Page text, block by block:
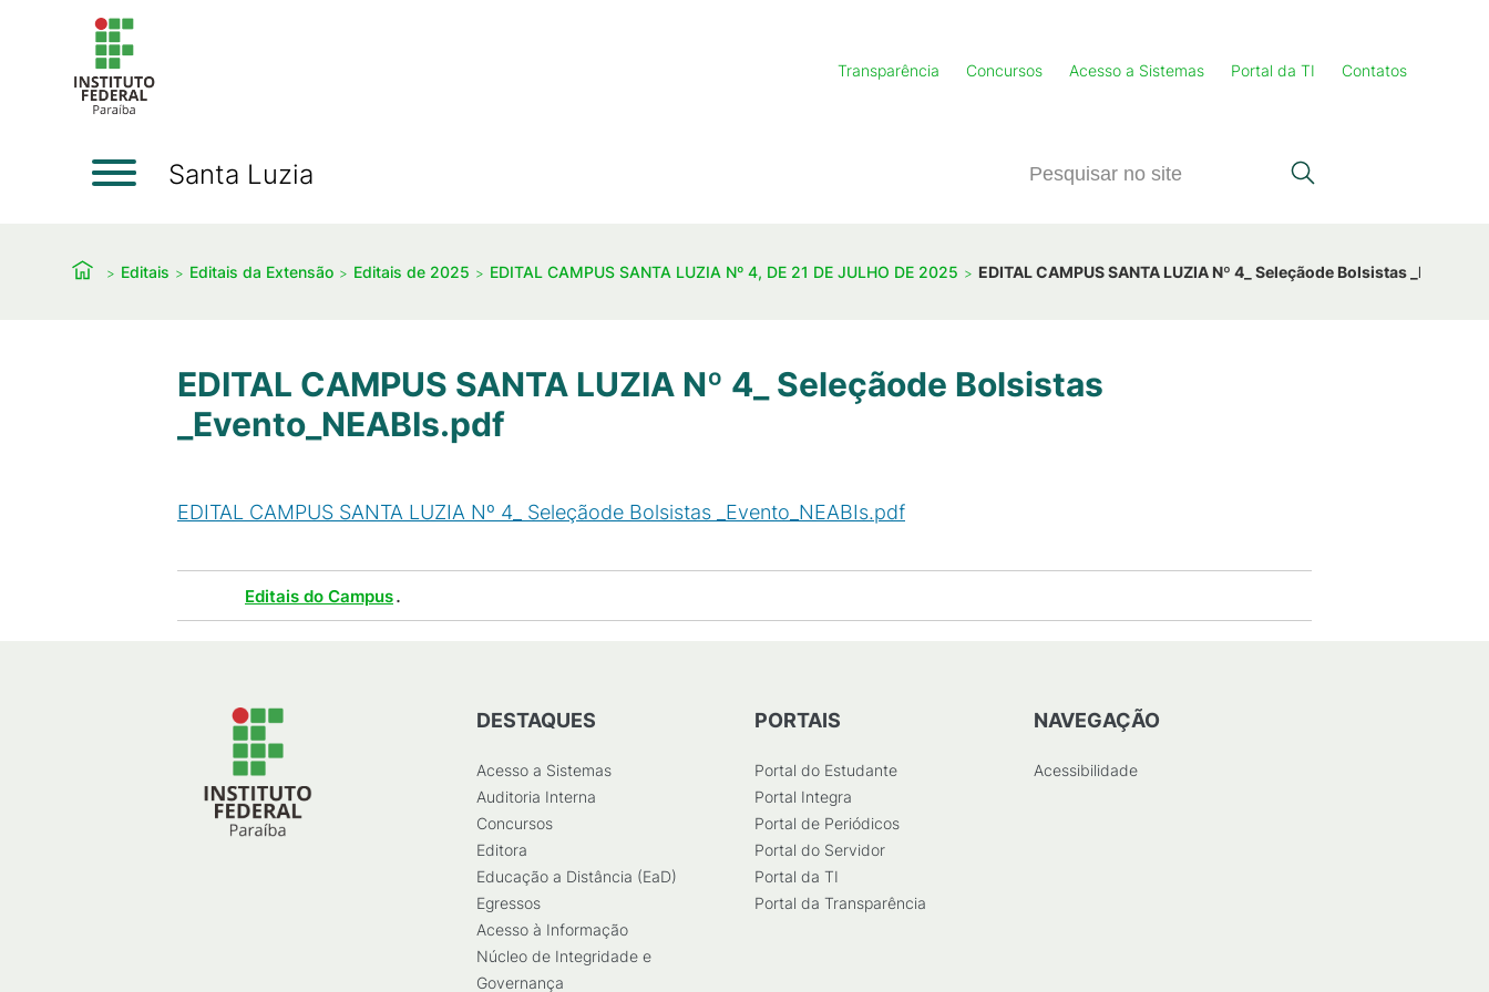
Transparência Concursos Acesso a Sistemas Portal da TI Contatos
Santa Luzia
Editais Editais da Extensão Editais de 2025 EDITAL CAMPUS SANTA LUZIA Nº 4, DE 21 DE JULHO DE 2025 EDITAL CAMPUS SANTA LUZIA Nº 4_ Seleçãode Bolsistas
EDITAL CAMPUS SANTA LUZIA Nº 4_ Seleçãode Bolsistas
_Evento_NEABIs.pdf
EDITAL CAMPUS SANTA LUZIA Nº 4_ Seleçãode Bolsistas _Evento_NEABIs.pdf
Editais do Campus.
DESTAQUES
Acesso a Sistemas
Auditoria Interna
Concursos
Editora
Educação a Distância (EaD)
Egressos
Acesso à Informação
Núcleo de Integridade e
Governança
PORTAIS
Portal do Estudante
Portal Integra
Portal de Periódicos
Portal do Servidor
Portal da TI
Portal da Transparência
NAVEGAÇÃO
Acessibilidade